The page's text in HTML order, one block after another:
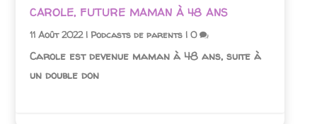
CAROLE, FUTURE MAMAN À 48 ANS
11 Août 2022| Podcasts de parents |0
Carole est devenue maman à 48 ans, suite à
un double don